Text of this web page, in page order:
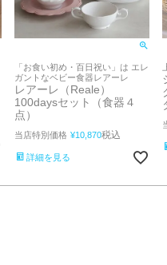
「お食い初め・百日祝い」は エレ
ガントなベビー食器レアーレ
レアーレ（Reale）
100daysセット（食器４
点）
当店特別価格 ¥10,870税込
詳細を見る